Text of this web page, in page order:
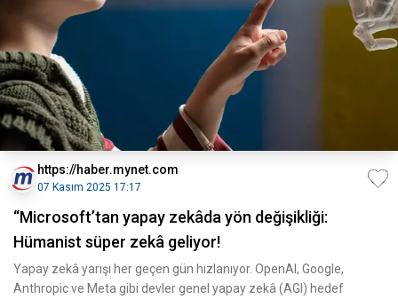
https://haber.mynet.com
07 Kasım 2025 17:17
“Microsoft’tan yapay zekâda yön değişikliği:
Hümanist süper zekâ geliyor!
Yapay zekâ yarışı her geçen gün hızlanıyor. OpenAI, Google,
Anthropic ve Meta gibi devler genel yapay zekâ (AGI) hedef